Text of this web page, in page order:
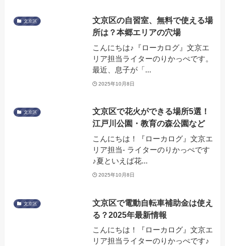
文京区
文京区の自習室、無料で使える場
所は？本郷エリアの穴場
こんにちは♪『ローカログ』文京エ
リア担当ライターのりかっぺです。
最近、息子が「...
2025年10月8日
文京区
文京区で花火ができる場所5選！
江戸川公園・教育の森公園など
こんにちは！『ローカログ』文京エ
リア担当- ライターのりかっぺです
♪夏といえば花...
2025年10月8日
文京区
文京区で電動自転車補助金は使え
る？2025年最新情報
こんにちは！『ローカログ』文京エ
リア担当ライターのりかっぺです♪